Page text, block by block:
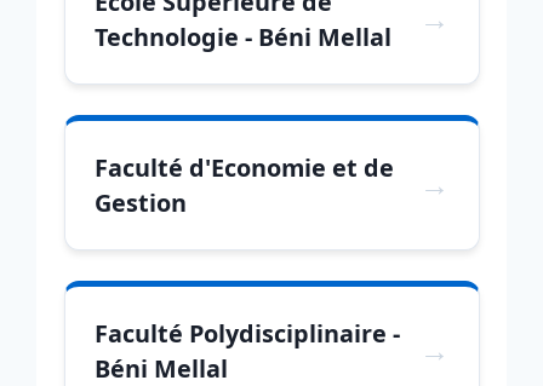
Technologie - Béni Mellal
Faculté d'Economie et de
Gestion
Faculté Polydisciplinaire -
Béni Mellal